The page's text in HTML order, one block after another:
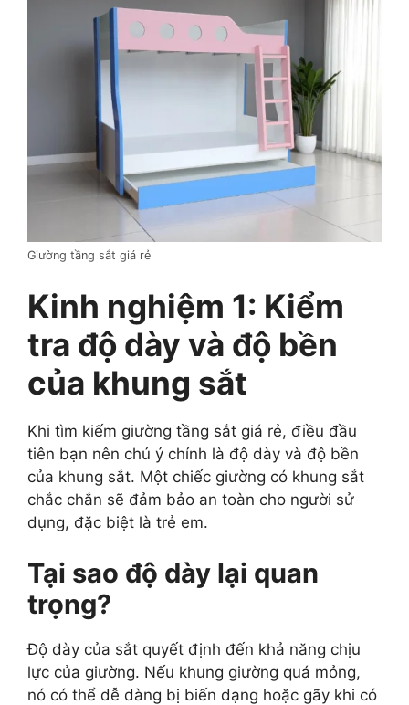
Giường tầng sắt giá rẻ
Kinh nghiệm 1: Kiểm
tra độ dày và độ bền
của khung sắt
Khi tìm kiếm giường tầng sắt giá rẻ, điều đầu
tiên bạn nên chú ý chính là độ dày và độ bền
của khung sắt. Một chiếc giường có khung sắt
chắc chắn sẽ đảm bảo an toàn cho người sử
dụng, đặc biệt là trẻ em.
Tại sao độ dày lại quan
trọng?
Độ dày của sắt quyết định đến khả năng chịu
lực của giường. Nếu khung giường quá mỏng,
nó có thể dễ dàng bị biến dạng hoặc gãy khi có